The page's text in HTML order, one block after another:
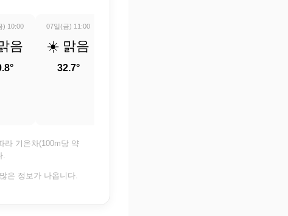
) 10:00
음
07일(금) 11:00
☀️ 맑음
32.7°
라 기온차(100m당 약
은 정보가 나옵니다.